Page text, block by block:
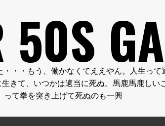
50S
た・・・もう、働かなくてええやん。人生
きて、いつかは適当に死ぬ。馬鹿馬鹿し
って拳を突き上げて死ぬのも一興